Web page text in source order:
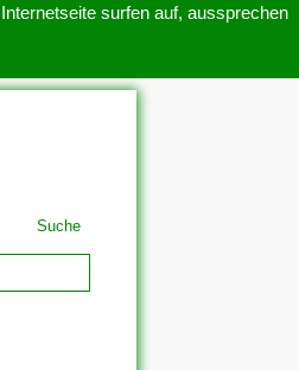
surfen auf, aussprechen
Suche